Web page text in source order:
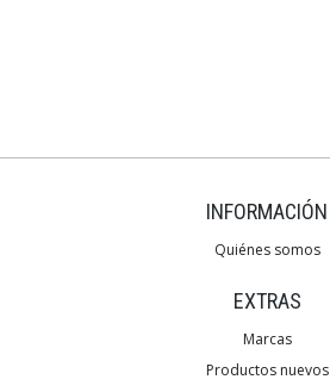
INFORMACIÓN
Quiénes somos
EXTRAS
Marcas
Productos nuevos